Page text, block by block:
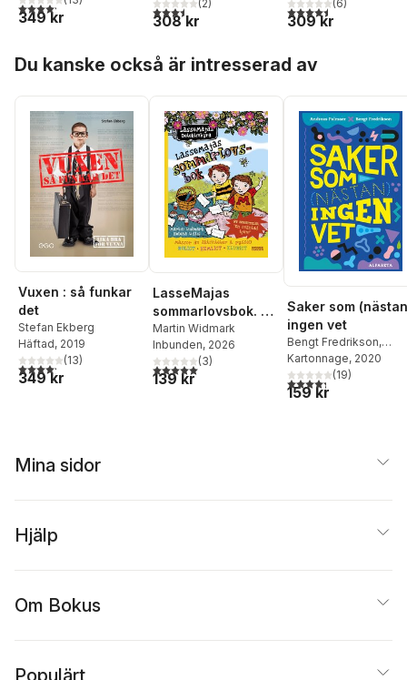
4,2utav 5 stjärnor. Totalt antal röster:
349 kr
relationer när
barnen är vuxna
3,5utav 5 stjärnor. Totalt antal röster:
(2)
308 kr
4,5utav 5 stjärnor.
(6)
309 kr
Du kanske också är intresserad av
Vuxen : så funkar
det
Stefan Ekberg
Häftad, 2019
4,2utav 5 stjärnor. Totalt antal röster:
(13)
349 kr
LasseMajas
sommarlovsbok. En
oväntad tjuv
Martin Widmark
Inbunden, 2026
5,0utav 5 stjärnor. Totalt antal röster:
(3)
139 kr
Saker som
ingen vet
Bengt Fredrikson,
Andreas Palmaer
Kartonnage, 2020
4,3utav 5 stjärnor.
(19)
159 kr
Mina sidor
Hjälp
Om Bokus
Populärt